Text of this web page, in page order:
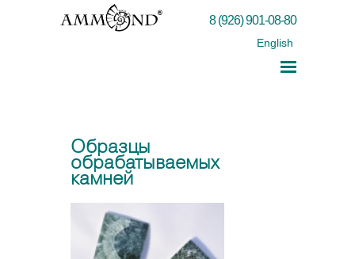
8 (926) 901-08-80
English
Образцы
обрабатываемых
камней